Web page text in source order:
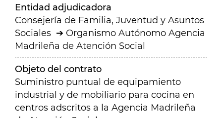
Entidad adjudicadora
Consejería de Familia, Juventud y Asuntos
Sociales
Organismo Autónomo Agencia
Madrileña de Atención Social
Objeto del contrato
Suministro puntual de equipamiento
industrial y de mobiliario para cocina en
centros adscritos a la Agencia Madrileña